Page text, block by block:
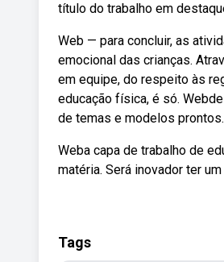
título do trabalho em
Web — para concluir, as
emocional das crianças.
em equipe, do respeito às
educação física, é só.
de temas e modelos prontos.
Weba capa de trabalho de
matéria. Será inovador ter
Tags